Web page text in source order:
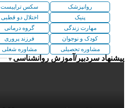
روانپزشک سکس تراپیست
پنیک
اختلال دو قطبی
مهارت زندگی
گروه درمانی
کودک و نوجوان
فرزند پروری
مشاوره تحصیلی
مشاوره شغلی
پیشنهاد سردبیر/آموزش روانشناسی ▼